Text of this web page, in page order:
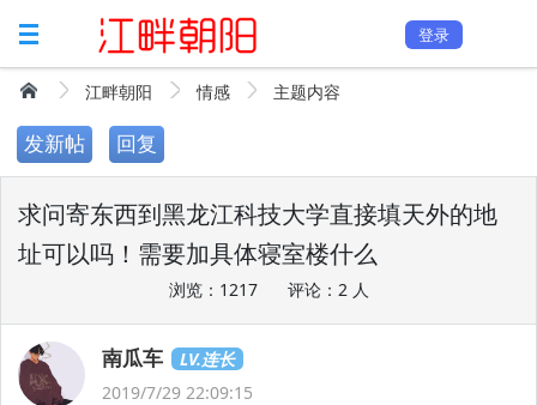
登录
江畔朝阳 情感 主题内容
发新帖 回复
求问寄东西到黑龙江科技大学直接填天外的地
址可以吗！需要加具体寝室楼什么
浏览：1217 评论：2 人
南瓜车
LV.连长
2019/7/29 22:09:15